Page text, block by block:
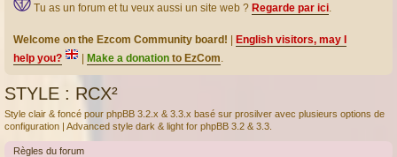
Tu as un forum et tu veux aussi un site web ? Regarde par ici.
Welcome on the Ezcom Community board!
English visitors, may I
help you?
Make a donation to EzCom.
STYLE : RCX²
Style clair & foncé pour phpBB 3.2.x & 3.3.x basé sur prosilver avec plusieurs options de
configuration | Advanced style dark & light for phpBB 3.2 & 3.3.
Règles du forum